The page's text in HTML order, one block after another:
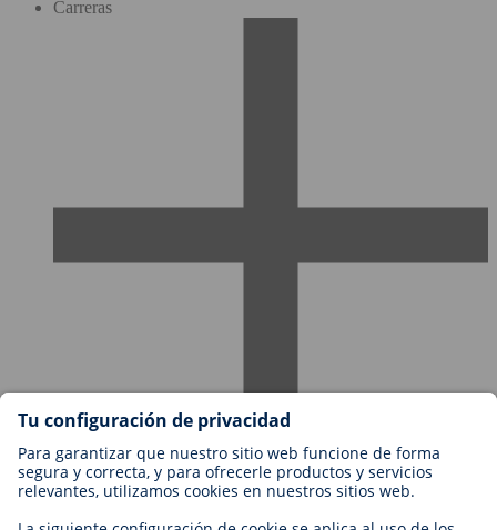
Carreras
Empleos en BIOTRONIK
Niveles profesionales
Aplicación